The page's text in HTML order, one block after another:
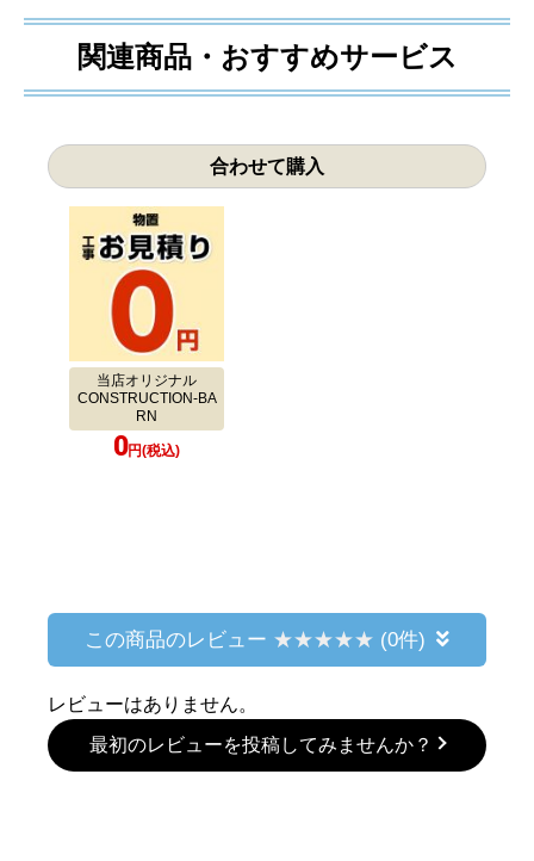
関連商品・おすすめサービス
合わせて購入
当店オリジナル
CONSTRUCTION-BA
RN
0円(税込)
この商品のレビュー (0件)
レビューはありません。
最初のレビューを投稿してみませんか？